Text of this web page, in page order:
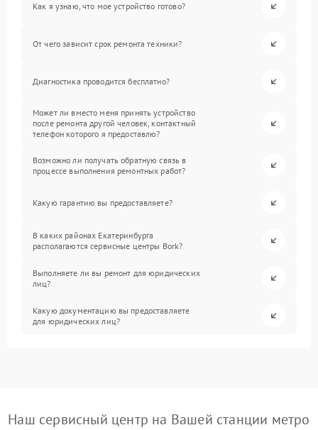
Как я узнаю, что мое устройство готово?
От чего зависит срок ремонта техники?
Диагностика проводится бесплатно?
Может ли вместо меня принять устройство
после ремонта другой человек, контактный
телефон которого я предоставлю?
Возможно ли получать обратную связь в
процессе выполнения ремонтных работ?
Какую гарантию вы предоставляете?
В каких районах Екатеринбурга
располагаются сервисные центры Bork?
Выполняете ли вы ремонт для юридических
лиц?
Какую документацию вы предоставляете
для юридических лиц?
Наш сервисный центр на Вашей станции метро